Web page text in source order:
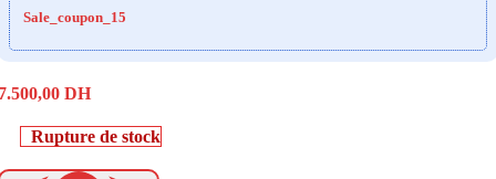
Sale_coupon_15
DH
Rupture de stock